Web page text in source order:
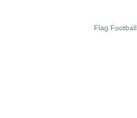
Flag Football